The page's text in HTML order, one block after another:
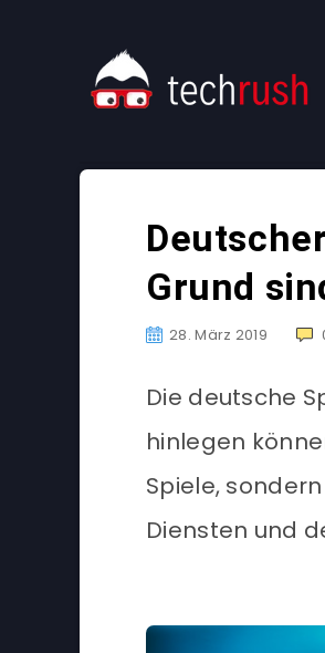
Grund
28. März 2019
Die deutsche
hinlegen
Spiele,
Diensten und